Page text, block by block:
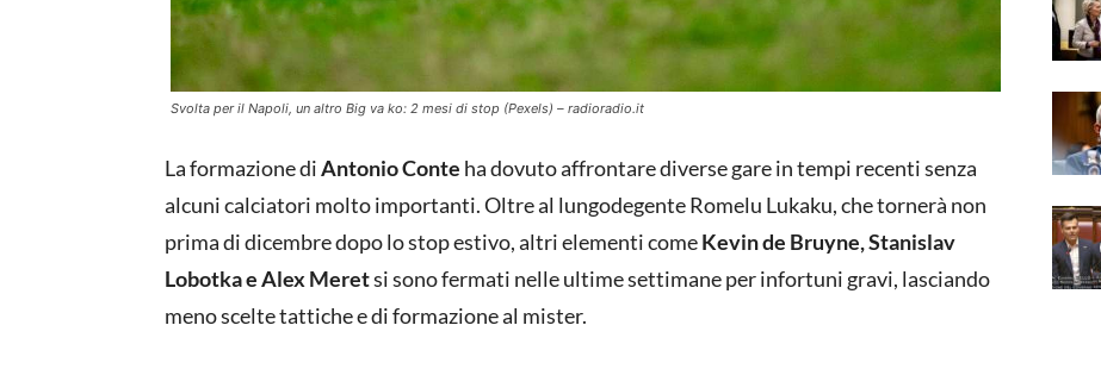
Svolta per il Napoli, un altro Big va ko: 2 mesi di stop (Pexels) – radioradio.it
La formazione diAntonio Conte ha dovuto affrontare diverse gare in tempi recenti senza
alcuni calciatori molto importanti. Oltre al lungodegente Romelu Lukaku, che tornerà non
prima di dicembre dopo lo stop estivo, altri elementi comeKevin de Bruyne, Stanislav
Lobotka e Alex Meretsi sono fermati nelle ultime settimane per infortuni gravi, lasciando
meno scelte tattiche e di formazione al mister.